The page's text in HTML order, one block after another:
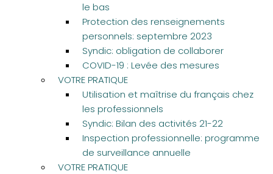
le bas
Protection des renseignements
personnels: septembre 2023
Syndic: obligation de collaborer
COVID-19 : Levée des mesures
VOTRE PRATIQUE
Utilisation et maîtrise du français chez
les professionnels
Syndic: Bilan des activités 21-22
Inspection professionnelle: programme
de surveillance annuelle
VOTRE PRATIQUE